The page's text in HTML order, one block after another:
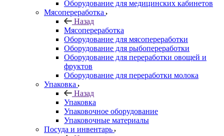
Оборудование для медицинских кабинетов
Мясопереработка
Назад
Мясопереработка
Оборудование для мясопереработки
Оборудование для рыбопереработки
Оборудование для переработки овощей и
фруктов
Оборудование для переработки молока
Упаковка
Назад
Упаковка
Упаковочное оборудование
Упаковочные материалы
Посуда и инвентарь